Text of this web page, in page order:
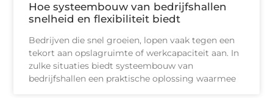
Hoe systeembouw van bedrijfshallen
snelheid en flexibiliteit biedt
Bedrijven die snel groeien, lopen vaak tegen een
tekort aan opslagruimte of werkcapaciteit aan. In
zulke situaties biedt systeembouw van
bedrijfshallen een praktische oplossing waarmee